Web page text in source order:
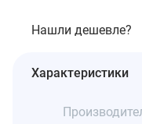
Нашли дешевле?
Характеристики